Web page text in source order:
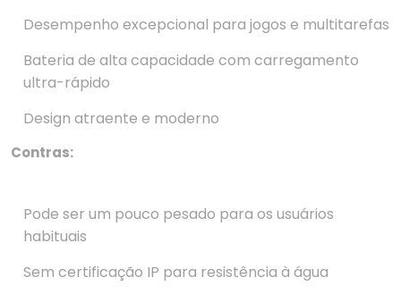
Desempenho excepcional para jogos e multitarefas
Bateria de alta capacidade com carregamento
ultra-rápido
Design atraente e moderno
Contras:
Pode ser um pouco pesado para os usuários
habituais
Sem certificação IP para resistência à água